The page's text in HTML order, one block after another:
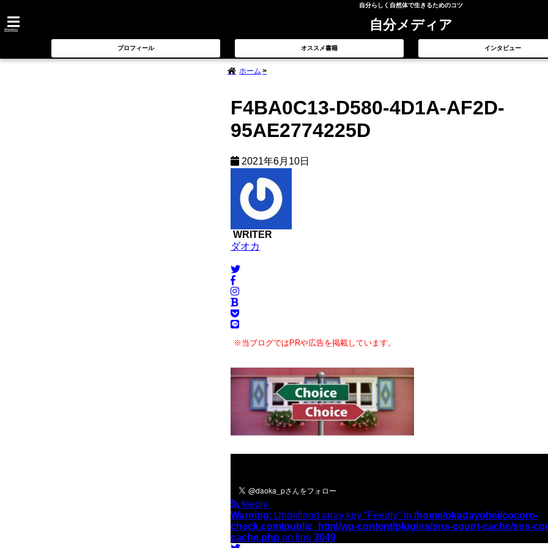
自分らしく自然体で生きるためのコツ
menu 自分メディア
プロフィール オススメ書籍 インタビュー
ホーム
F4BA0C13-D580-4D1A-AF2D-
95AE2774225D
2021年6月10日
WRITER
ダオカ
※当ブログではPRや広告を掲載しています。
feedly
Warning: Undefined array key "Feedly" in /home/okadayohei/cocoro-
check.com/public_html/wp-content/plugins/sns-count-cache/sns-
cache.php on line 3049